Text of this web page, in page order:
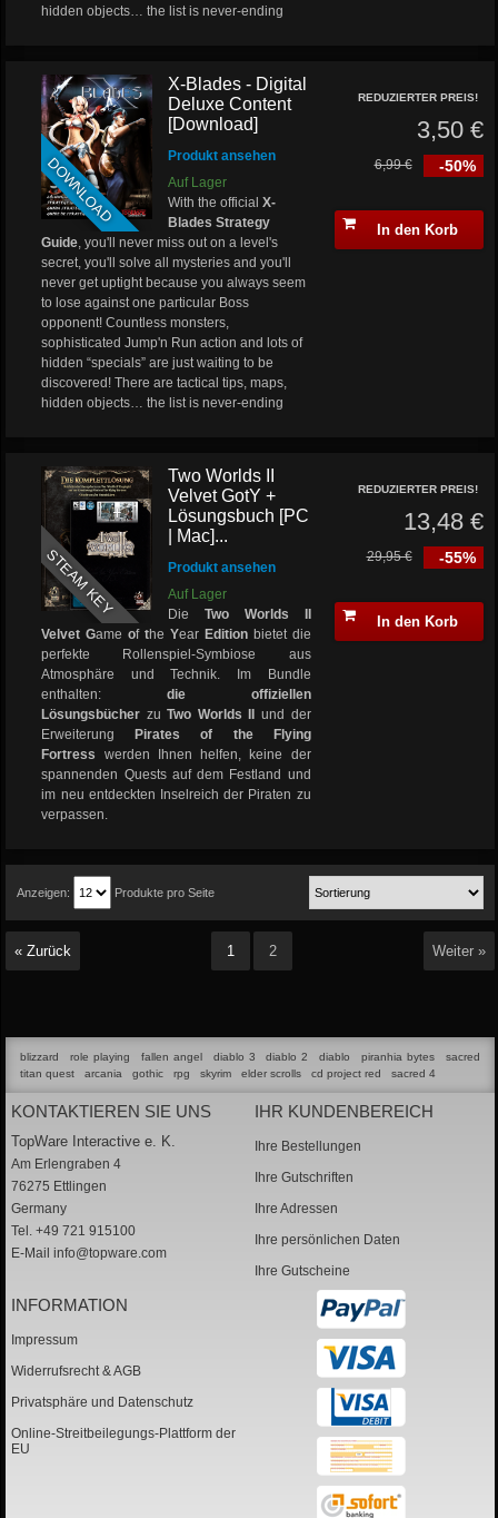
hidden objects… the list is never-ending
DOWNLOAD
X-Blades - Digital
Deluxe Content
[Download]
Produkt ansehen
Auf Lager
With the officialX-
Blades Strategy
Guide, you'll never miss out on a level's
secret, you'll solve all mysteries and you'll
never get uptight because you always seem
to lose against one particular Boss
opponent! Countless monsters,
sophisticated Jump'n Run action and lots of
hidden “specials” are just waiting to be
discovered! There are tactical tips, maps,
hidden objects… the list is never-ending
REDUZIERTER PREIS!
3,50 €
-50%
6,99 €
In den Korb
STEAM KEY
Two Worlds II
Velvet GotY +
Lösungsbuch [PC
| Mac]...
Produkt ansehen
Auf Lager
DieTwo Worlds II
Velvet Game ofthe YearEditionbietet die
perfekte Rollenspiel-Symbiose aus
Atmosphäre und Technik. Im Bundle
enthalten: die offiziellen
Lösungsbücher zuTwo Worlds II
und der
Erweiterung
Pirates of the Flying
Fortress
werden Ihnen helfen, keine der
spannenden Quests auf dem Festland und
im neu entdeckten Inselreich der Piraten zu
verpassen.
REDUZIERTER PREIS!
13,48 €
-55%
29,95 €
In den Korb
Anzeigen: Produkte pro Seite
« Zurück 1 2 Weiter »
blizzard role playing fallen angel diablo 3 diablo 2 diablo piranhia bytes
sacred
titan quest
arcania gothic rpg skyrim elder scrolls cd project red sacred 4
KONTAKTIEREN SIE UNS
TopWare Interactive e. K.
Am Erlengraben 4
76275 Ettlingen
Germany
Tel. +49 721 915100
E-Mail info@topware.com
IHR KUNDENBEREICH
Ihre Bestellungen
Ihre Gutschriften
Ihre Adressen
Ihre persönlichen Daten
Ihre Gutscheine
INFORMATION
Impressum
Widerrufsrecht & AGB
Privatsphäre und Datenschutz
Online-Streitbeilegungs-Plattform der
EU